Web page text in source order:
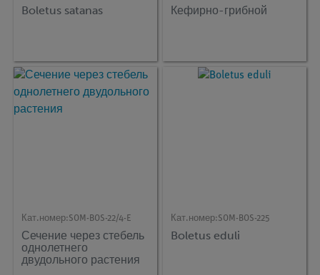
Boletus satanas Кефирно-грибной
Кат.номер:SOM-BOS-22/4-E
Сечение через стебель
однолетнего
двудольного растения
Кат.номер:SOM-BOS-225
Boletus eduli